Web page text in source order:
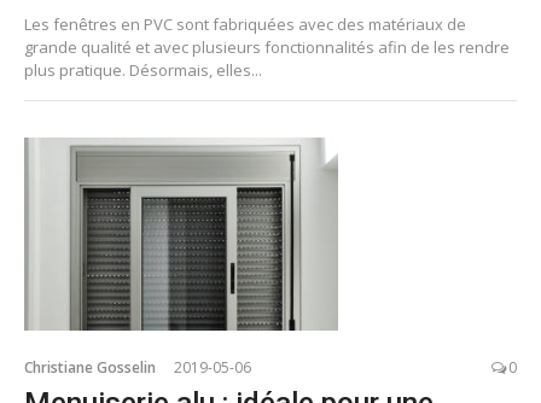
Les fenêtres en PVC sont fabriquées avec des matériaux de
grande qualité et avec plusieurs fonctionnalités afin de les rendre
plus pratique. Désormais, elles...
Christiane Gosselin 2019-05-06 0